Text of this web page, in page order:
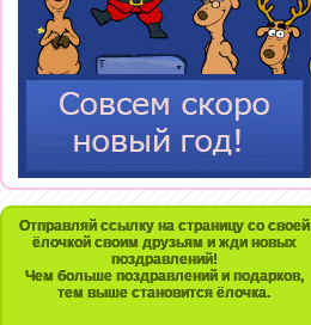
Отправляй ссылку на страницу со своей
ёлочкой своим друзьям и жди новых
поздравлений!
Чем больше поздравлений и подарков,
тем выше становится ёлочка.